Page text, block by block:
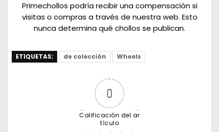
Primechollos podría recibir una compensación si
visitas o compras a través de nuestra web. Esto
nunca determina qué chollos se publican.
ETIQUETAS: de colección Wheels
0
Calificación del ar
tículo